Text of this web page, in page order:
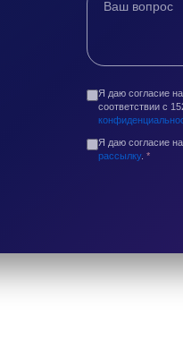
Я даю согласие
соответствии с
Я даю согласие
рассылку. *